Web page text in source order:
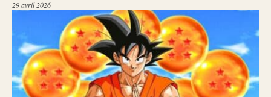
29 avril 2026